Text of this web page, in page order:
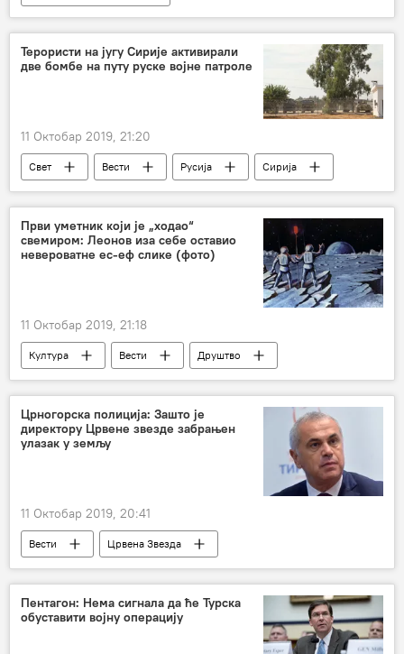
Коментари и Аналитика
Ричард Гренел
Дијалог Београда и Приштине
Терористи на југу Сирије активирали
две бомбе на путу руске војне патроле
11 Октобар 2019, 21:20
Свет Вести Русија
Сирија
руска војна полиција
Први уметник који је „ходао“
свемиром: Леонов иза себе оставио
невероватне ес-еф слике (фото)
11 Октобар 2019, 21:18
Култура Вести Друштво
Црногорска полиција: Зашто је
директору Црвене звезде забрањен
улазак у земљу
11 Октобар 2019, 20:41
Вести
Црвена Звезда
Звездан Терзић
Црна Гора
Пентагон: Нема сигнала да ће Турска
обуставити војну операцију